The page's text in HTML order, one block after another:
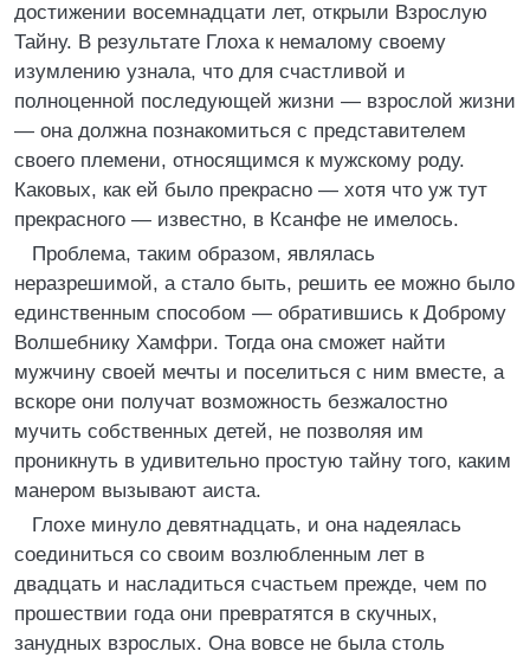
достижении восемнадцати лет, открыли Взрослую
Тайну. В результате Глоха к немалому своему
изумлению узнала, что для счастливой и
полноценной последующей жизни — взрослой жизни
— она должна познакомиться с представителем
своего племени, относящимся к мужскому роду.
Каковых, как ей было прекрасно — хотя что уж тут
прекрасного — известно, в Ксанфе не имелось.
Проблема, таким образом, являлась
неразрешимой, а стало быть, решить ее можно было
единственным способом — обратившись к Доброму
Волшебнику Хамфри. Тогда она сможет найти
мужчину своей мечты и поселиться с ним вместе, а
вскоре они получат возможность безжалостно
мучить собственных детей, не позволяя им
проникнуть в удивительно простую тайну того, каким
манером вызывают аиста.
Глохе минуло девятнадцать, и она надеялась
соединиться со своим возлюбленным лет в
двадцать и насладиться счастьем прежде, чем по
прошествии года они превратятся в скучных,
занудных взрослых. Она вовсе не была столь